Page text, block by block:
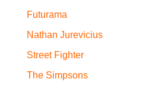
Futurama
Nathan Jurevicius
Street Fighter
The Simpsons